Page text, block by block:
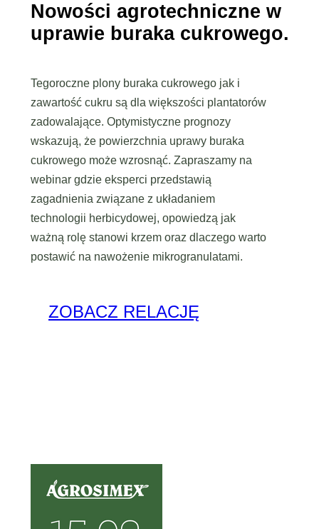
Nowości agrotechniczne w
uprawie buraka cukrowego.
Tegoroczne plony buraka cukrowego jak i
zawartość cukru są dla większości plantatorów
zadowalające. Optymistyczne prognozy
wskazują, że powierzchnia uprawy buraka
cukrowego może wzrosnąć. Zapraszamy na
webinar gdzie eksperci przedstawią
zagadnienia związane z układaniem
technologii herbicydowej, opowiedzą jak
ważną rolę stanowi krzem oraz dlaczego warto
postawić na nawożenie mikrogranulatami.
ZOBACZ RELACJĘ